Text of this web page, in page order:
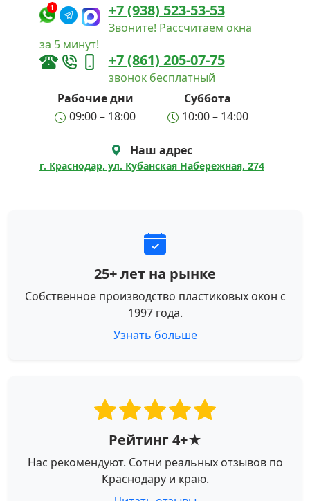
1 +7 (938) 523-53-53
Звоните! Рассчитаем окна
за 5 минут!
+7 (861) 205-07-75
звонок бесплатный
Рабочие дни
Суббота
09:00 – 18:00
10:00 – 14:00
Наш адрес
г. Краснодар, ул. Кубанская Набережная, 274
25+ лет на рынке
Собственное производство пластиковых окон с
1997 года.
Узнать больше
Рейтинг 4+★
Нас рекомендуют. Сотни реальных отзывов по
Краснодару и краю.